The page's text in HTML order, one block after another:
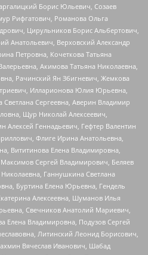
Борис Юльевич, Созаев
Рифгатович, Романова Ольга
Цирульников Борис Альбертович,
Анатольевич, Верховский Александр
Петровна, Кочеткова Татьяна
Акимова Татьяна Николаевна,
Рачинский Ян Збигневич, Жемкова
Илларионова Юлия Юрьевна,
Светлана Сергеевна, Аверин Владимир
Щур Николай Алексеевич,
Геннадьевич, Гефтер Валентин
Флиге Ирина Анатольевна,
Вититинова Елена Владимировна,
Сергей Владимирович, Беляев
Ганнушкина Светлана
Буртина Елена Юрьевна, Гендель
Алексеевна, Шуманов Илья
Свечников Анатолий Мариевич,
Владимировна, Подузов Сергей
Литинский Леонид Борисович,
Вячеслав Иванович, Шабад